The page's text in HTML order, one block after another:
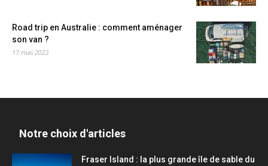
Road trip en Australie : comment aménager
son van ?
17 mai 2022
Notre choix d'articles
Fraser Island : la plus grande île de sable du